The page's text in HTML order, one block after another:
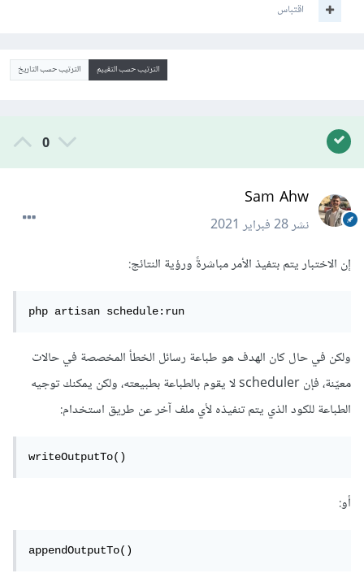
اقتباس
الترتيب حسب التقييم الترتيب حسب التاريخ
0
Sam Ahw
نشر28 فبراير 2021
إن الاختبار يتم بتفيذ الأمر مباشرةً ورؤية النتائج:
php artisan schedule:run
ولكن في حال كان الهدف هو طباعة رسائل الخطأ المخصصة في حالات
معيّنة، فإن scheduler لا يقوم بالطباعة بطبيعته، ولكن يمكنك توجيه
الطباعة للكود الذي يتم تنفيذه لأي ملف آخر عن طريق استخدام:
writeOutputTo()
أو:
appendOutputTo()